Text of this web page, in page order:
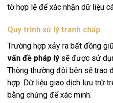
tờ hợp lệ để xác nhận dữ liệu
Quy trình xử lý tranh chấp
Trường hợp xảy ra bất đồng
vấn đề pháp lý sẽ được sử
Thông thường đôi bên sẽ trao
hợp. Dữ liệu giao dịch lưu trữ
bằng chứng để xác minh.